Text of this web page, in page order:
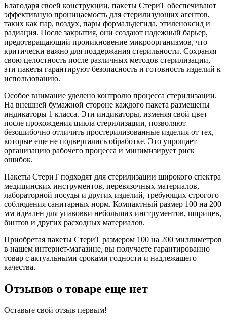
Благодаря своей конструкции, пакеты СтериТ обеспечивают
эффективную проницаемость для стерилизующих агентов,
таких как пар, воздух, пары формальдегида, этиленоксид и
радиация. После закрытия, они создают надежный барьер,
предотвращающий проникновение микроорганизмов, что
критически важно для поддержания стерильности. Сохраняя
свою целостность после различных методов стерилизации,
эти пакеты гарантируют безопасность и готовность изделий к
использованию.
Особое внимание уделено контролю процесса стерилизации.
На внешней бумажной стороне каждого пакета размещены
индикаторы 1 класса. Эти индикаторы, изменяя свой цвет
после прохождения цикла стерилизации, позволяют
безошибочно отличить простерилизованные изделия от тех,
которые еще не подвергались обработке. Это упрощает
организацию рабочего процесса и минимизирует риск
ошибок.
Пакеты СтериТ подходят для стерилизации широкого спектра
медицинских инструментов, перевязочных материалов,
лабораторной посуды и других изделий, требующих строгого
соблюдения санитарных норм. Компактный размер 100 на 200
мм идеален для упаковки небольших инструментов, шприцев,
бинтов и других расходных материалов.
Приобретая пакеты СтериТ размером 100 на 200 миллиметров
в нашем интернет-магазине, вы получаете гарантированно
товар с актуальными сроками годности и надлежащего
качества.
Отзывов о товаре еще нет
Оставьте свой отзыв первым!